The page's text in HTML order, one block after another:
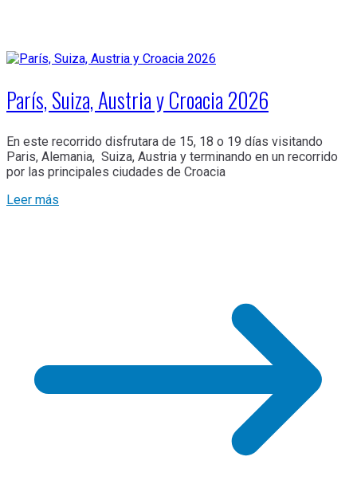
París, Suiza, Austria y Croacia 2026
En este recorrido disfrutara de 15, 18 o 19 días visitando
Paris, Alemania, Suiza, Austria y terminando en un recorrido
por las principales ciudades de Croacia
Leer más